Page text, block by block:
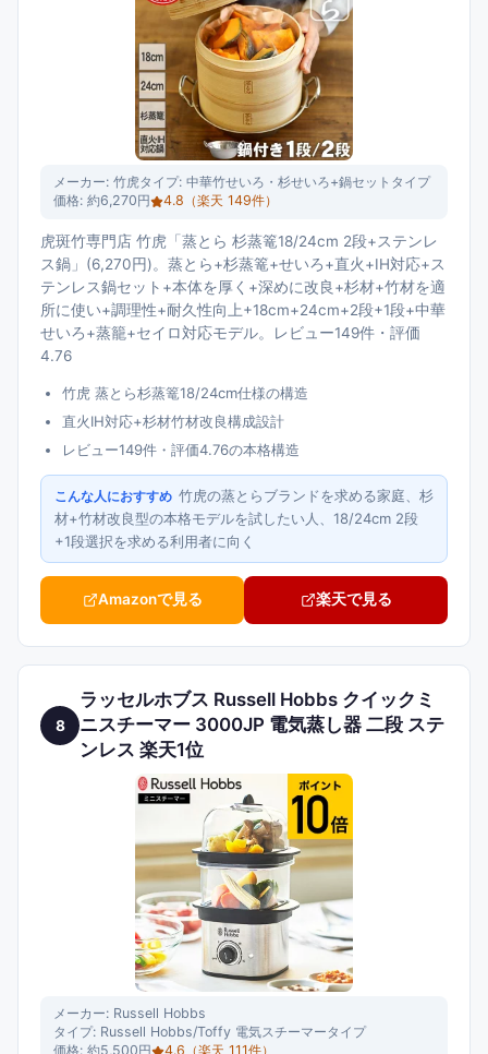
メーカー: 竹虎タイプ: 中華竹せいろ・杉せいろ+鍋セットタイプ
価格: 約6,270円 4.8 （楽天 149件）
虎斑竹専門店 竹虎「蒸とら 杉蒸篭18/24cm 2段+ステンレ
ス鍋」(6,270円)。蒸とら+杉蒸篭+せいろ+直火+IH対応+ス
テンレス鍋セット+本体を厚く+深めに改良+杉材+竹材を適
所に使い+調理性+耐久性向上+18cm+24cm+2段+1段+中華
せいろ+蒸籠+セイロ対応モデル。レビュー149件・評価
4.76
竹虎 蒸とら杉蒸篭18/24cm仕様の構造
直火IH対応+杉材竹材改良構成設計
レビュー149件・評価4.76の本格構造
こんな人におすすめ 竹虎の蒸とらブランドを求める家庭、杉
材+竹材改良型の本格モデルを試したい人、18/24cm 2段
+1段選択を求める利用者に向く
Amazonで見る 楽天で見る
8
ラッセルホブス Russell Hobbs クイックミ
ニスチーマー 3000JP 電気蒸し器 二段 ステ
ンレス 楽天1位
メーカー: Russell Hobbs
タイプ: Russell Hobbs/Toffy 電気スチーマータイプ
価格: 約5,500円 4.6 （楽天 111件）